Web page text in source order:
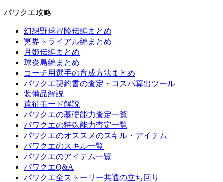
パワクエ攻略
幻想野球冒険伝編まとめ
冥界トライアル編まとめ
月姫伝編まとめ
球炎島編まとめ
コーチ用選手の育成方法まとめ
パワクエ契約書の査定・コスパ算出ツール
装備品解説
遠征モード解説
パワクエの基礎能力査定一覧
パワクエの特殊能力査定一覧
パワクエのオススメのスキル・アイテム
パワクエのスキル一覧
パワクエのアイテム一覧
パワクエQ&A
パワクエ全ストーリー共通の立ち回り